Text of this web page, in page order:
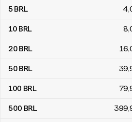
brazil real – malajziai ringgit átváltási
5 BRL 4
10 BRL 8
20 BRL 16
50 BRL 39
100 BRL 79
500 BRL 399